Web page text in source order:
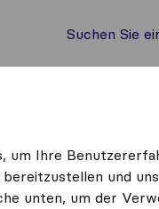
Suchen Sie
um Ihre
und
unten, um der